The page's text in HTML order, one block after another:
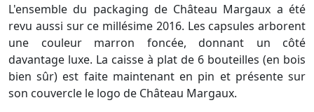
L'ensemble du packaging de Château Margaux a été
revu aussi sur ce millésime 2016. Les capsules arborent
une couleur marron foncée, donnant un côté
davantage luxe. La caisse à plat de 6 bouteilles (en bois
bien sûr) est faite maintenant en pin et présente sur
son couvercle le logo de Château Margaux.